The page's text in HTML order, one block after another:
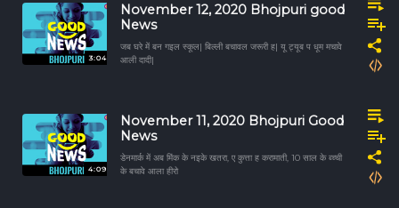
3:04
November 12, 2020 Bhojpuri good
News
जब घरे में बन गइल स्कूल| बिल्ली बचावल जरूरी ह| यू ट्यूब प धूम मचावे
आली दादी|
4:09
November 11, 2020 Bhojpuri Good
News
डेनमार्क में अब मिंक के नइके खतरा, ए कुत्ता ह करामाती, 10 साल के ब्च्ची
के बचावे आला हीरो